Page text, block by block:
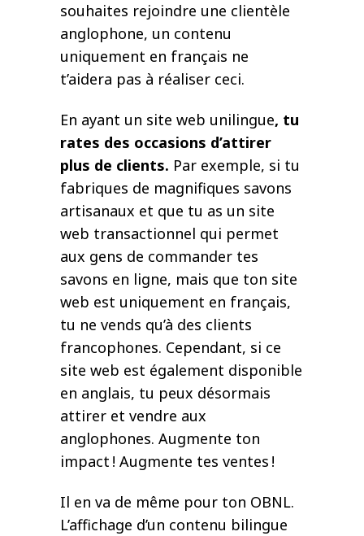
souhaites rejoindre une clientèle
anglophone, un contenu
uniquement en français ne
t’aidera pas à réaliser ceci.
En ayant un site web unilingue, tu
rates des occasions d’attirer
plus de clients. Par exemple, si tu
fabriques de magnifiques savons
artisanaux et que tu as un site
web transactionnel qui permet
aux gens de commander tes
savons en ligne, mais que ton site
web est uniquement en français,
tu ne vends qu’à des clients
francophones. Cependant, si ce
site web est également disponible
en anglais, tu peux désormais
attirer et vendre aux
anglophones. Augmente ton
impact ! Augmente tes ventes !
Il en va de même pour ton OBNL.
L’affichage d’un contenu bilingue